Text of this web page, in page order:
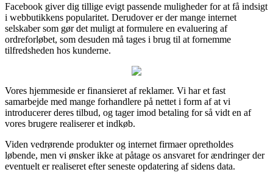
Facebook giver dig tillige evigt passende muligheder for at få indsigt
i webbutikkens popularitet. Derudover er der mange internet
selskaber som gør det muligt at formulere en evaluering af
ordreforløbet, som desuden må tages i brug til at fornemme
tilfredsheden hos kunderne.
Vores hjemmeside er finansieret af reklamer. Vi har et fast
samarbejde med mange forhandlere på nettet i form af at vi
introducerer deres tilbud, og tager imod betaling for så vidt en af
vores brugere realiserer et indkøb.
Viden vedrørende produkter og internet firmaer opretholdes
løbende, men vi ønsker ikke at påtage os ansvaret for ændringer der
eventuelt er realiseret efter seneste opdatering af sidens data.